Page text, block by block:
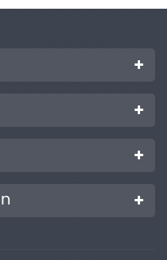
ángulos de observador
8.Espacio de
más de 10.000 datos de
para control de procesos y
El software para
de funciones.